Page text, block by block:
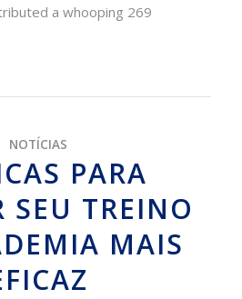
a whooping 269
NOTÍCIAS
PARA
SEU TREINO
MAIS